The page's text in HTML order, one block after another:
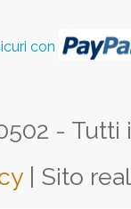
con
-
| Sito